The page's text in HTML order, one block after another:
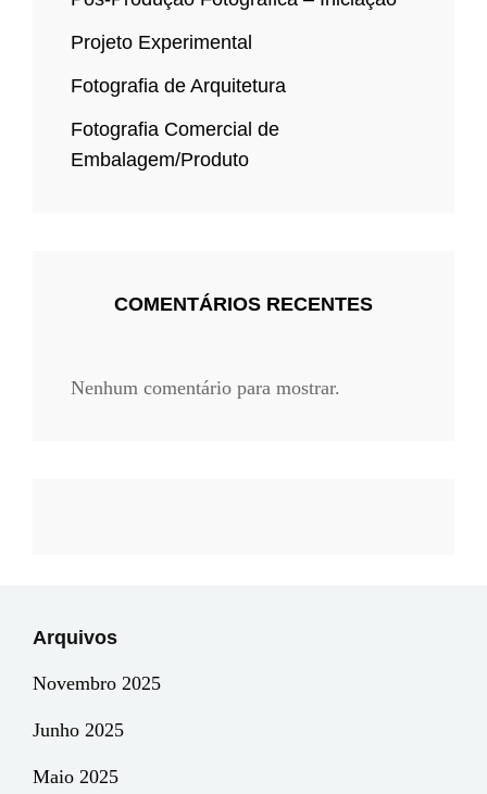
Projeto Experimental
Fotografia de Arquitetura
Fotografia Comercial de
Embalagem/Produto
COMENTÁRIOS RECENTES
Nenhum comentário para mostrar.
Arquivos
Novembro 2025
Junho 2025
Maio 2025